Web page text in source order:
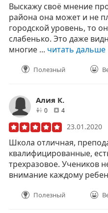
Выскажу своё мнение
района она может и не
городской уровень, то
слабенько. Это даже
многие ... читать дальше
Полезный
Алия К.
0друзей
4отзывов
23.01.2020
Школа отличная,
квалифицированные,
трехразовое. Учеников
внимание каждому
Полезный